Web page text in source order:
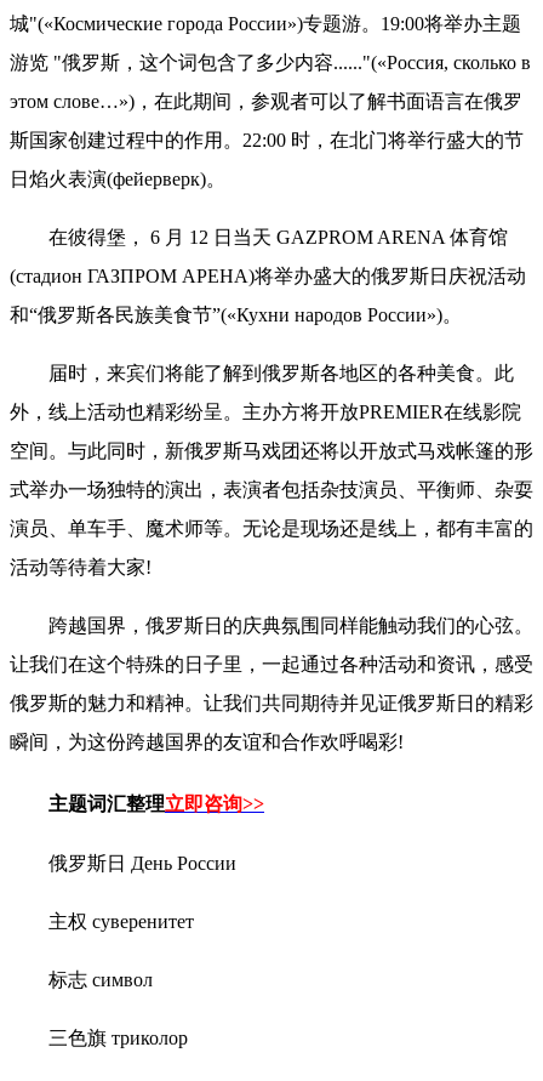
城"(«Космические города России»)专题游。19:00将举办主题
游览 "俄罗斯，这个词包含了多少内容......"(«Россия, сколько в
этом слове…»)，在此期间，参观者可以了解书面语言在俄罗
斯国家创建过程中的作用。22:00 时，在北门将举行盛大的节
日焰火表演(фейерверк)。
在彼得堡， 6 月 12 日当天 GAZPROM ARENA 体育馆
(стадион ГАЗПРОМ АРЕНА)将举办盛大的俄罗斯日庆祝活动
和“俄罗斯各民族美食节”(«Кухни народов России»)。
届时，来宾们将能了解到俄罗斯各地区的各种美食。此
外，线上活动也精彩纷呈。主办方将开放PREMIER在线影院
空间。与此同时，新俄罗斯马戏团还将以开放式马戏帐篷的形
式举办一场独特的演出，表演者包括杂技演员、平衡师、杂耍
演员、单车手、魔术师等。无论是现场还是线上，都有丰富的
活动等待着大家!
跨越国界，俄罗斯日的庆典氛围同样能触动我们的心弦。
让我们在这个特殊的日子里，一起通过各种活动和资讯，感受
俄罗斯的魅力和精神。让我们共同期待并见证俄罗斯日的精彩
瞬间，为这份跨越国界的友谊和合作欢呼喝彩!
主题词汇整理立即咨询>>
俄罗斯日 День России
主权 суверенитет
标志 символ
三色旗 триколор